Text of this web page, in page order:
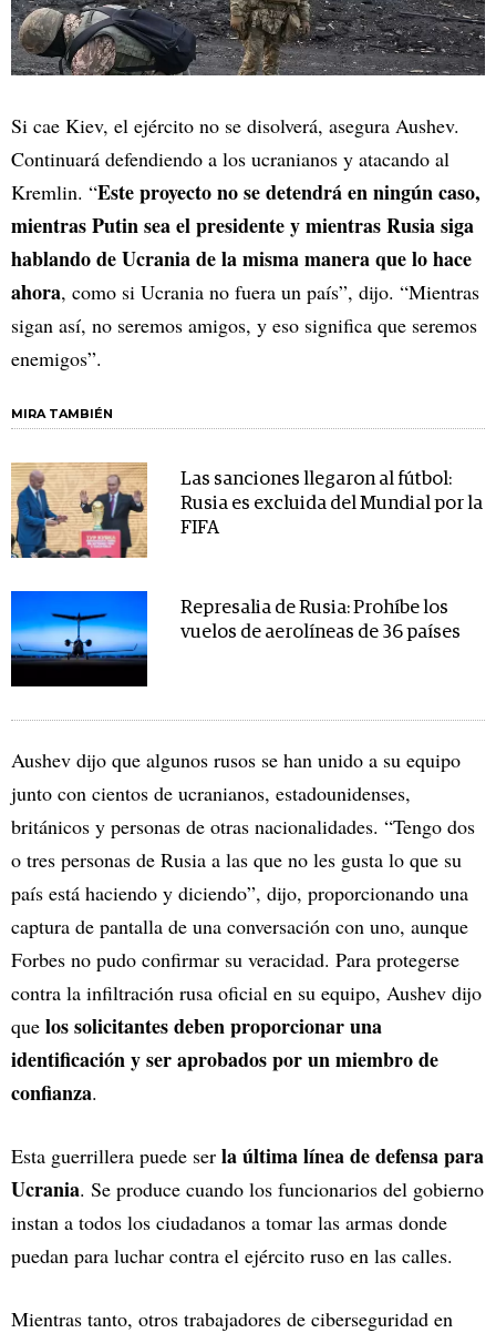
Si cae Kiev, el ejército no se disolverá, asegura Aushev.
Continuará defendiendo a los ucranianos y atacando al
Kremlin. “Este proyecto no se detendrá en ningún caso,
mientras Putin sea el presidente y mientras Rusia siga
hablando de Ucrania de la misma manera que lo hace
ahora, como si Ucrania no fuera un país”, dijo. “Mientras
sigan así, no seremos amigos, y eso significa que seremos
enemigos”.
MIRA TAMBIÉN
Las sanciones llegaron al fútbol:
Rusia es excluida del Mundial por la
FIFA
Represalia de Rusia: Prohíbe los
vuelos de aerolíneas de 36 países
Aushev dijo que algunos rusos se han unido a su equipo
junto con cientos de ucranianos, estadounidenses,
británicos y personas de otras nacionalidades. “Tengo dos
o tres personas de Rusia a las que no les gusta lo que su
país está haciendo y diciendo”, dijo, proporcionando una
captura de pantalla de una conversación con uno, aunque
Forbes no pudo confirmar su veracidad. Para protegerse
contra la infiltración rusa oficial en su equipo, Aushev dijo
que los solicitantes deben proporcionar una
identificación y ser aprobados por un miembro de
confianza.
Esta guerrillera puede ser la última línea de defensa para
Ucrania. Se produce cuando los funcionarios del gobierno
instan a todos los ciudadanos a tomar las armas donde
puedan para luchar contra el ejército ruso en las calles.
Mientras tanto, otros trabajadores de ciberseguridad en